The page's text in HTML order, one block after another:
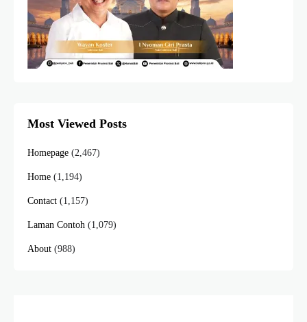
Most Viewed Posts
Homepage (2,467)
Home (1,194)
Contact (1,157)
Laman Contoh (1,079)
About (988)